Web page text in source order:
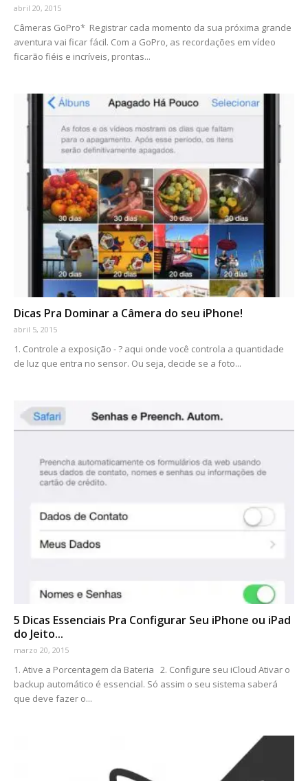
abril 20, 2015
Câmeras GoPro* Registrar cada momento da sua próxima grande
aventura vai ficar fácil. Com a GoPro, as recordações em vídeo
ficarão fiéis e incríveis, prontas...
Dicas Pra Dominar a Câmera do seu iPhone!
abril 5, 2015
1. Controle a exposição - ? aqui onde você controla a quantidade
de luz que entra no sensor. Ou seja, decide se a foto...
5 Dicas Essenciais Pra Configurar Seu iPhone ou iPad
do Jeito...
marzo 20, 2015
1. Ative a Porcentagem da Bateria 2. Configure seu iCloud Ativar o
backup automático é essencial. Só assim o seu sistema saberá
que deve fazer o...